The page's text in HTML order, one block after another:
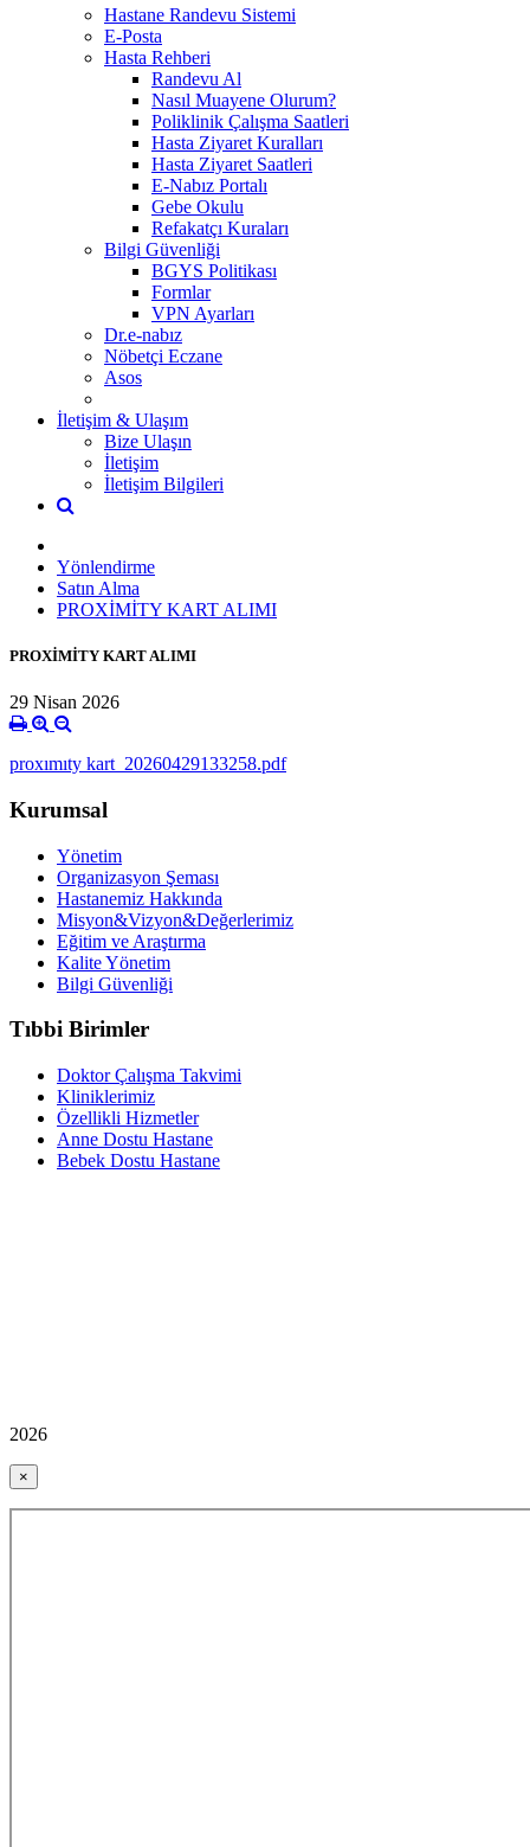
Hastane Randevu Sistemi
E-Posta
Hasta Rehberi
Randevu Al
Nasıl Muayene Olurum?
Poliklinik Çalışma Saatleri
Hasta Ziyaret Kuralları
Hasta Ziyaret Saatleri
E-Nabız Portalı
Gebe Okulu
Refakatçı Kuraları
Bilgi Güvenliği
BGYS Politikası
Formlar
VPN Ayarları
Dr.e-nabız
Nöbetçi Eczane
Asos
İletişim & Ulaşım
Bize Ulaşın
İletişim
İletişim Bilgileri
Yönlendirme
Satın Alma
PROXİMİTY KART ALIMI
PROXİMİTY KART ALIMI
29 Nisan 2026
proxımıty kart_20260429133258.pdf
Kurumsal
Yönetim
Organizasyon Şeması
Hastanemiz Hakkında
Misyon&Vizyon&Değerlerimiz
Eğitim ve Araştırma
Kalite Yönetim
Bilgi Güvenliği
Tıbbi Birimler
Doktor Çalışma Takvimi
Kliniklerimiz
Özellikli Hizmetler
Anne Dostu Hastane
Bebek Dostu Hastane
2026
×